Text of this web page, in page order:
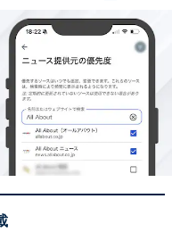
。また、地元産の米
したレストランも魅
いしい特産品が多
道の駅として支持さ
用したウインナーや
ひ、米粉入りのモチ